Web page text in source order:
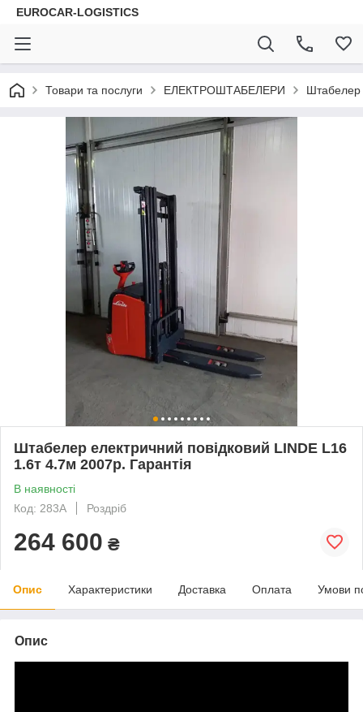
EUROCAR-LOGISTICS
Товари та послуги ЕЛЕКТРОШТАБЕЛЕРИ Штабелер
Штабелер електричний повідковий LINDE L16
1.6т 4.7м 2007р. Гарантія
В наявності
Код: 283A
Роздріб
264 600 ₴
Опис Характеристики Доставка Оплата Умови
Опис